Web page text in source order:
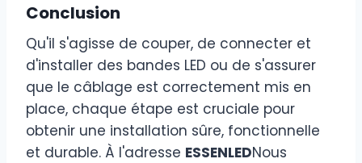
Conclusion
Qu'il s'agisse de couper, de connecter et
d'installer des bandes LED ou de s'assurer
que le câblage est correctement mis en
place, chaque étape est cruciale pour
obtenir une installation sûre, fonctionnelle
et durable. À l'adresse ESSENLEDNous